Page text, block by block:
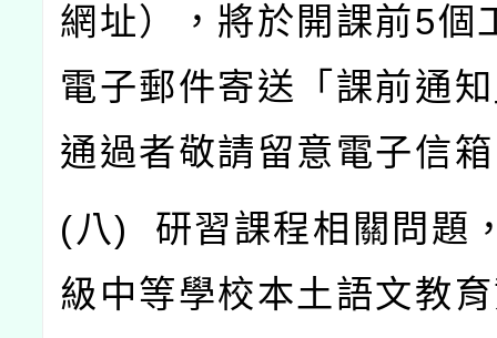
網址），將於開課前5個
電子郵件寄送「課前通
通過者敬請留意電子信
(八) 研習課程相關問題
級中等學校本土語文教